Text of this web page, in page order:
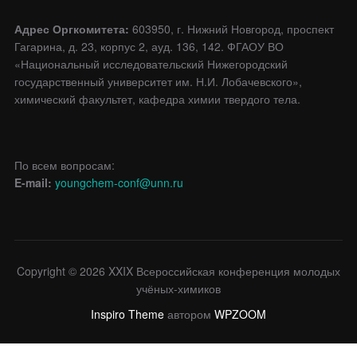
Адрес Оргкомитета: 603950, г. Нижний Новгород, проспект
Гагарина, д. 23, корпус 2, ауд. 136, 142. ФГАОУ ВО
«Национальный исследовательский Нижегородский
государственный университет им. Н.И. Лобачевского»,
химический факультет, кафедра химии твердого тела.
По всем вопросам:
E-mail: youngchem-conf@unn.ru
Copyright © 2026 XXIX Всероссийская конференция молодых
учёных-химиков
Inspiro Theme автором WPZOOM